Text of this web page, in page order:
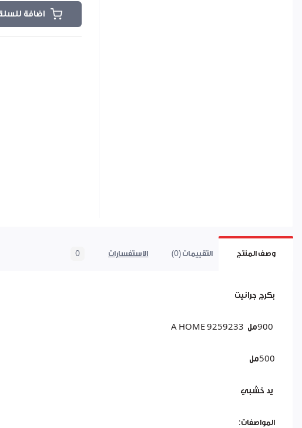
اضافة
وصف المنتج التقييمات (0) الاستفسارات 0
بكرج جرانيت
500مل
يد خشبي
المواصفات: